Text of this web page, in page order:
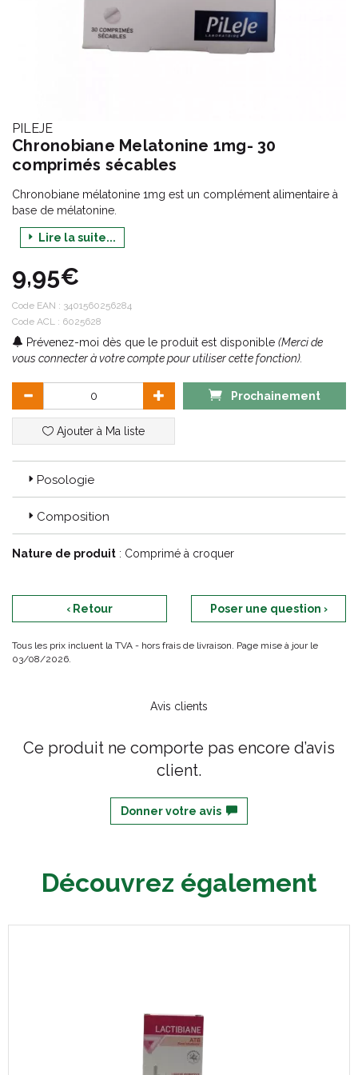
PILEJE
Chronobiane Melatonine 1mg- 30
comprimés sécables
Chronobiane mélatonine 1mg est un complément alimentaire à
base de mélatonine.
Elle contribue à réduire le temps d'endormissement et à
atténuer les effets du décalage horaire.
Lire la suite...
9,95€
Code EAN : 3401560256284
Code ACL : 6025628
Prévenez-moi dès que le produit est disponible (Merci de
vous connecter à votre compte pour utiliser cette fonction).
Prochainement
Ajouter à Ma liste
Posologie
Composition
Nature de produit : Comprimé à croquer
‹ Retour Poser une question ›
Tous les prix incluent la TVA - hors frais de livraison. Page mise à jour le
03/08/2026.
Avis clients
Ce produit ne comporte pas encore d’avis
client.
Donner votre avis
Découvrez également